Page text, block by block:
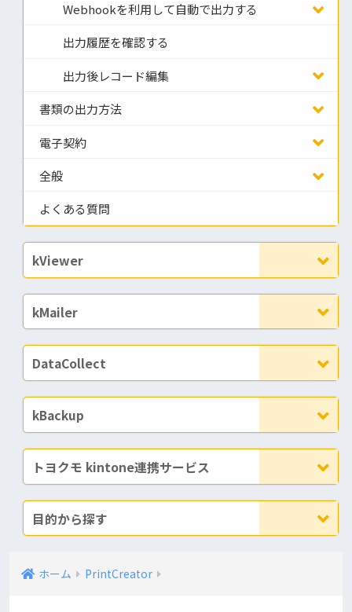
Webhookを利用して自動で出力する
出力履歴を確認する
出力後レコード編集
書類の出力方法
電子契約
全般
よくある質問
kViewer
kMailer
DataCollect
kBackup
トヨクモ kintone連携サービス
目的から探す
ホーム PrintCreator